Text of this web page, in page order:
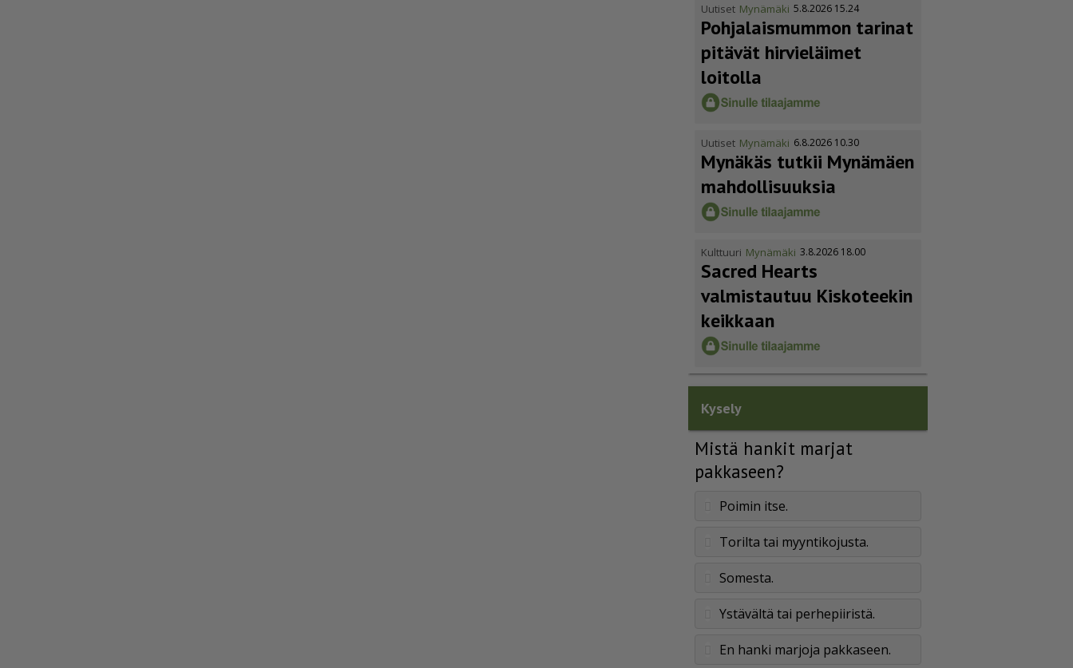
Uutiset Mynämäki 5.8.2026 15.24
Pohja­lais­mummon tarinat
pitävät hirvieläimet
loitolla
Uutiset Mynämäki 6.8.2026 10.30
Mynäkäs tutkii Mynämäen
mahdol­li­suuksia
Kulttuuri Mynämäki 3.8.2026 18.00
Sacred Hearts
valmistautuu Kiskoteekin
keikkaan
Kysely
Mistä hankit marjat
pakkaseen?
Poimin itse.
Torilta tai myyntikojusta.
Somesta.
Ystävältä tai perhepiiristä.
En hanki marjoja pakkaseen.